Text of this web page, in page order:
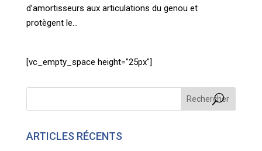
d’amortisseurs aux articulations du genou et
protègent le...
[vc_empty_space height="25px"]
ARTICLES RÉCENTS